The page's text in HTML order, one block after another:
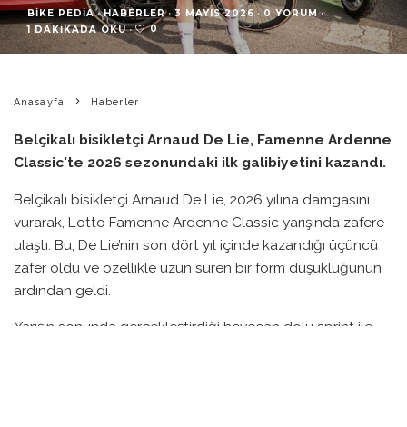
BIKE PEDIA · HABERLER · 3 MAYIS 2026 · 0 YORUM ·
1 DAKIKADA OKU · 0
Anasayfa Haberler
Belçikalı bisikletçi Arnaud De Lie, Famenne Ardenne
Classic'te 2026 sezonundaki ilk galibiyetini kazandı.
Belçikalı bisikletçi Arnaud De Lie, 2026 yılına damgasını
vurarak, Lotto Famenne Ardenne Classic yarışında zafere
ulaştı. Bu, De Lie’nin son dört yıl içinde kazandığı üçüncü
zafer oldu ve özellikle uzun süren bir form düşüklüğünün
ardından geldi.
Yarışın sonunda gerçekleştirdiği heyecan dolu sprint ile